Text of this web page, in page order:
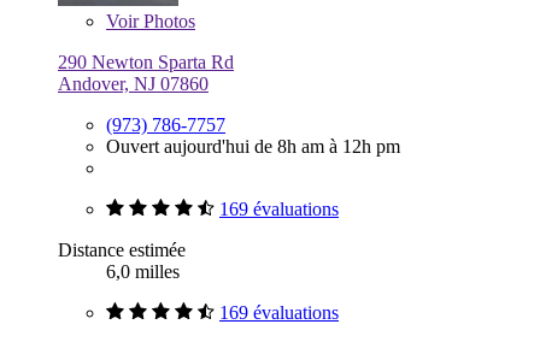
VoirPhotos
290 Newton Sparta Rd
Andover, NJ 07860
(973) 786-7757
Ouvert aujourd'hui de 8h am à 12h pm
169 évaluations
Distance estimée
6,0 milles
169 évaluations